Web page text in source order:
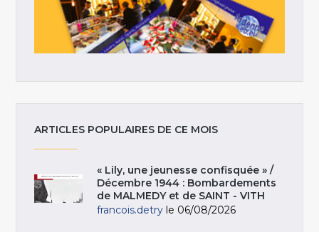
ARTICLES POPULAIRES DE CE MOIS
« Lily, une jeunesse confisquée » /
Décembre 1944 : Bombardements
de MALMEDY et de SAINT - VITH
francois.detry le 06/08/2026